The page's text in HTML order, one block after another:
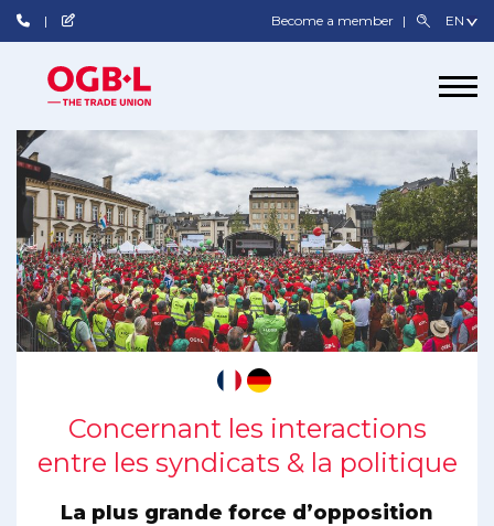
Become a member
Concernant les interactions
entre les syndicats & la politique
La plus grande force d’opposition